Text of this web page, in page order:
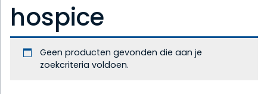
hospice
Geen producten gevonden die aan je
zoekcriteria voldoen.